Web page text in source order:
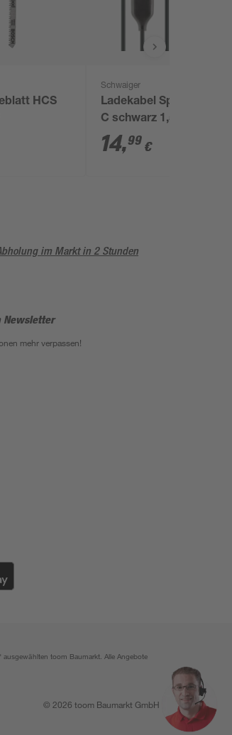
HCS
Schwaiger
Ladekabel Split USB-
C schwarz 1,5 m
14,99 €
im Markt in 2 Stunden
Newsletter
mehr verpassen!
ausgewählten toom Baumarkt. Alle Angebote
© 2026 toom Baumarkt GmbH